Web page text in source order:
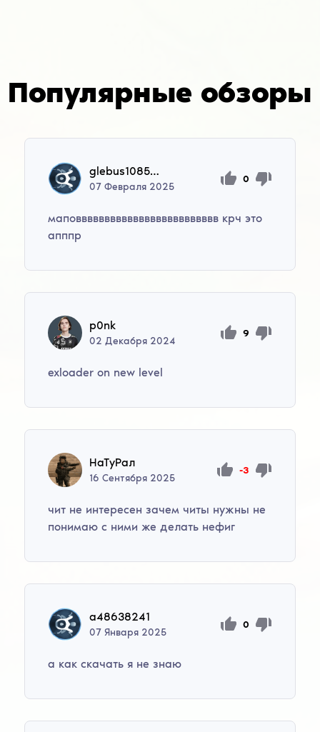
Популярные обзоры
glebus10858547
07Февраля 2025
0
маповвввввввввввввввввввввввв крч это
апппр
p0nk
02Декабря 2024
9
exloader on new level
НaTуPaл
16Сентября 2025
-3
чит не интересен зачем читы нужны не
понимаю с ними же делать нефиг
a48638241
07Января 2025
0
а как скачать я не знаю